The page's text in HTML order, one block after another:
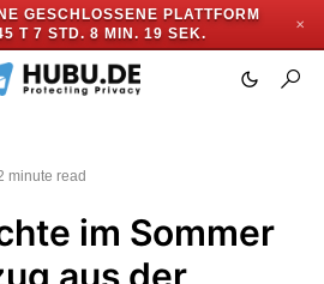
GESCHLOSSENE PLATTFORM
T 7 STD. 8 MIN. 18 SEK.
✕
minute read
im Sommer